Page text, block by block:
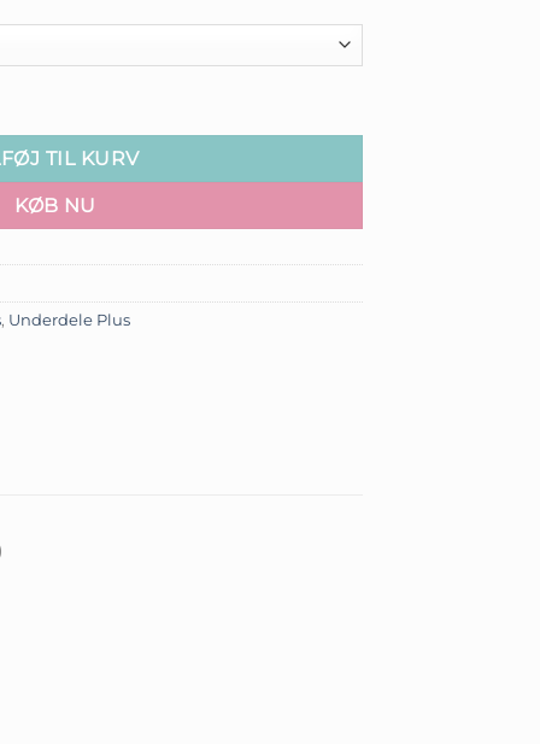
TIL KURV
KØB NU
, Underdele Plus